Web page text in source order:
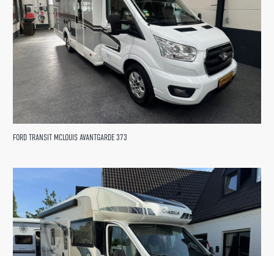
FORD TRANSIT MCLOUIS AVANTGARDE 373